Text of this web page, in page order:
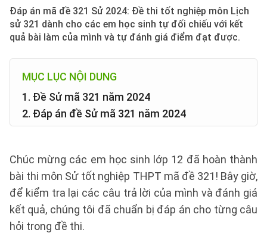
Đáp án mã đề 321 Sử 2024: Đề thi tốt nghiệp môn Lịch
sử 321 dành cho các em học sinh tự đối chiếu với kết
quả bài làm của mình và tự đánh giá điểm đạt được.
MỤC LỤC NỘI DUNG
1. Đề Sử mã 321 năm 2024
2. Đáp án đề Sử mã 321 năm 2024
Chúc mừng các em học sinh lớp 12 đã hoàn thành
bài thi môn Sử tốt nghiệp THPT mã đề 321! Bây giờ,
để kiểm tra lại các câu trả lời của mình và đánh giá
kết quả, chúng tôi đã chuẩn bị đáp án cho từng câu
hỏi trong đề thi.